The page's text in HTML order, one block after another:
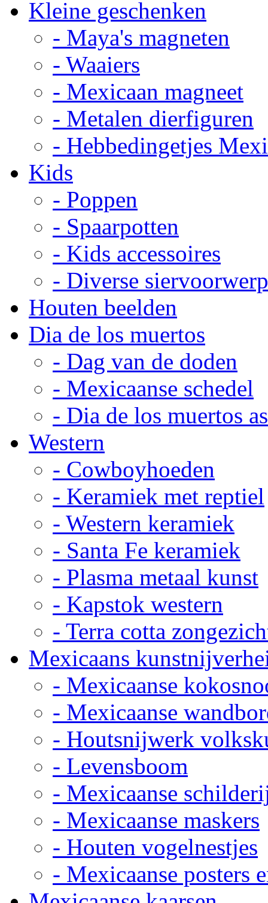
Kleine geschenken
- Maya's magneten
- Waaiers
- Mexicaan magneet
- Metalen dierfiguren
- Hebbedingetjes
Kids
- Poppen
- Spaarpotten
- Kids accessoires
- Diverse
Houten beelden
Dia de los muertos
- Dag van de doden
- Mexicaanse schedel
- Dia de los muertos
Western
- Cowboyhoeden
- Keramiek met reptiel
- Western keramiek
- Santa Fe keramiek
- Plasma metaal kunst
- Kapstok western
- Terra cotta
Mexicaans
- Mexicaanse
- Mexicaanse
- Houtsnijwerk
- Levensboom
- Mexicaanse
- Mexicaanse maskers
- Houten vogelnestjes
- Mexicaanse posters